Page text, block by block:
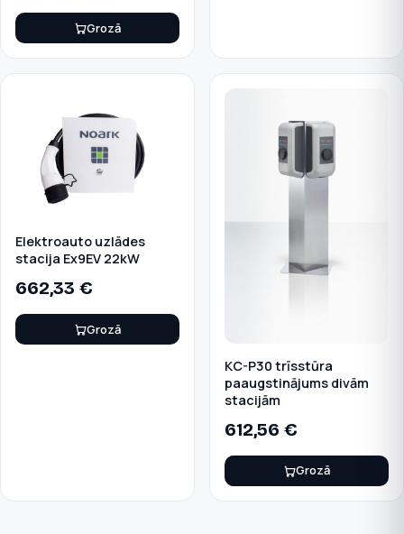
Grozā
Elektroauto uzlādes
stacija Ex9EV 22kW
662,33 €
Grozā
KC-P30 trīsstūra
paaugstinājums divām
stacijām
612,56 €
Grozā